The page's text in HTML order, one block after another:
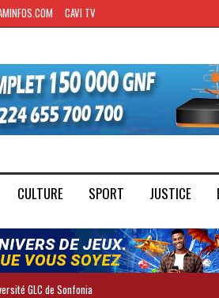
CAVI TV
CULTURE SPORT JUSTICE
GLC de Sonfonia